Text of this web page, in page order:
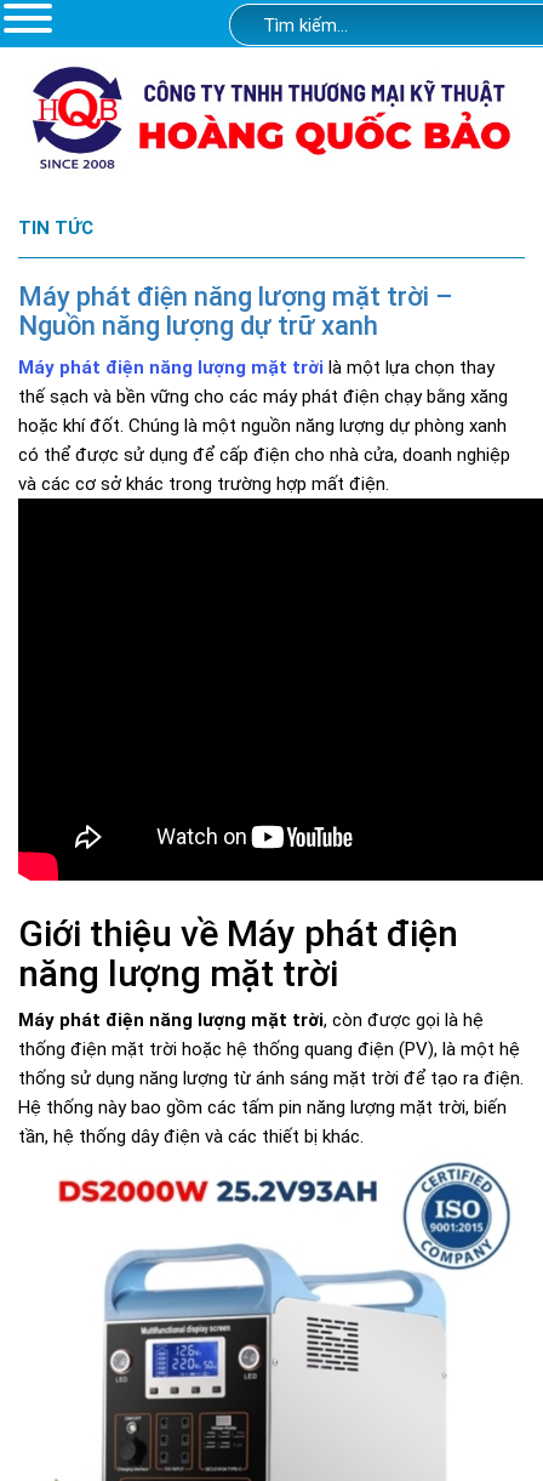
TIN TỨC
Máy phát điện năng lượng mặt trời –
Nguồn năng lượng dự trữ xanh
Máy phát điện năng lượng mặt trời là một lựa chọn thay
thế sạch và bền vững cho các máy phát điện chạy bằng xăng
hoặc khí đốt. Chúng là một nguồn năng lượng dự phòng xanh
có thể được sử dụng để cấp điện cho nhà cửa, doanh nghiệp
và các cơ sở khác trong trường hợp mất điện.
Giới thiệu về Máy phát điện
năng lượng mặt trời
Máy phát điện năng lượng mặt trời, còn được gọi là hệ
thống điện mặt trời hoặc hệ thống quang điện (PV), là một hệ
thống sử dụng năng lượng từ ánh sáng mặt trời để tạo ra điện.
Hệ thống này bao gồm các tấm pin năng lượng mặt trời, biến
tần, hệ thống dây điện và các thiết bị khác.